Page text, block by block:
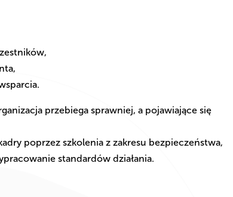
przebiega sprawniej, a pojawiające się
poprzez szkolenia z zakresu bezpieczeństwa,
standardów działania.